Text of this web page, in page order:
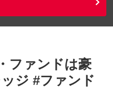
ファンドは豪
ジ #ファンド